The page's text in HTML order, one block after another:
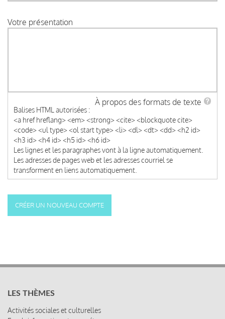
Votre présentation
À propos des formats de texte
Balises HTML autorisées :
<a href hreflang> <em> <strong> <cite> <blockquote cite>
<code> <ul type> <ol start type> <li> <dl> <dt> <dd> <h2 id>
<h3 id> <h4 id> <h5 id> <h6 id>
Les lignes et les paragraphes vont à la ligne automatiquement.
Les adresses de pages web et les adresses courriel se
transforment en liens automatiquement.
LES THÈMES
Activités sociales et culturelles